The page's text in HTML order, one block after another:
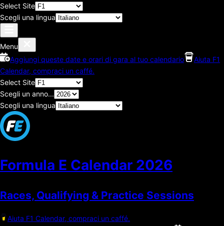
Select Site
Scegli una lingua
Menu
Aggiungi queste date e orari di gara al tuo calendario
Aiuta F1
Calendar, compraci un caffé.
Select Site
Scegli un anno...
Scegli una lingua
Formula E Calendar 2026
Races, Qualifying & Practice Sessions
Aiuta F1 Calendar, compraci un caffé.